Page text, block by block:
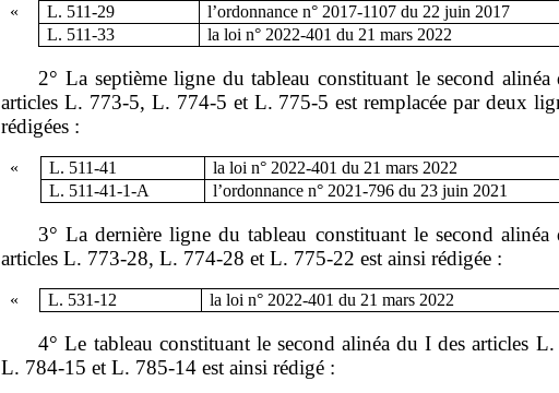
« L. 511‑29 l’ordonnance n° 2017‑1107 du 22 juin 2017
L. 511‑33 la loi n° 2022‑401 du 21 mars 2022
2° La septième ligne du tableau constituant le second alinéa
articles L. 773‑5, L. 774‑5 et L. 775‑5 est remplacée par deux
rédigées :
« L. 511‑41 la loi n° 2022‑401 du 21 mars 2022
L. 511‑41‑1‑A l’ordonnance n° 2021‑796 du 23 juin 2021
3° La dernière ligne du tableau constituant le second alinéa
articles L. 773‑28, L. 774‑28 et L. 775‑22 est ainsi rédigée :
« L. 531‑12 la loi n° 2022‑401 du 21 mars 2022
4° Le tableau constituant le second alinéa du I des articles L.
L. 784‑15 et L. 785‑14 est ainsi rédigé :